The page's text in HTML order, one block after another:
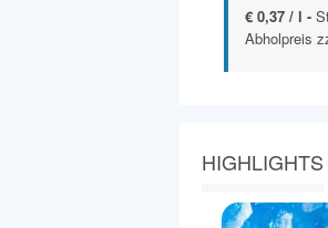
€ 0,37 / l -
Abholpreis
HIGHLIGHTS